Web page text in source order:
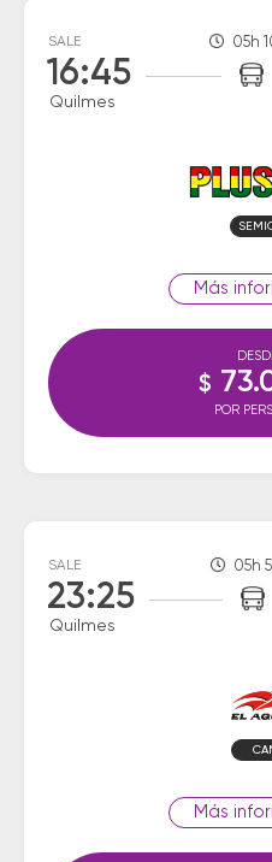
SALE
16:45
Quilmes
05h
$
POR
SALE
23:25
Quilmes
05h